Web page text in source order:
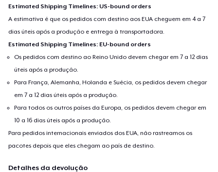
Estimated Shipping Timelines: US-bound orders
A estimativa é que os pedidos com destino aos EUA cheguem em 4 a 7
dias úteis após a produção e entrega à transportadora.
Estimated Shipping Timelines: EU-bound orders
Os pedidos com destino ao Reino Unido devem chegar em 7 a 12 dias
úteis após a produção.
Para França, Alemanha, Holanda e Suécia, os pedidos devem chegar
em 7 a 12 dias úteis após a produção.
Para todos os outros países da Europa, os pedidos devem chegar em
10 a 16 dias úteis após a produção.
Para pedidos internacionais enviados dos EUA, não rastreamos os
pacotes depois que eles chegam ao país de destino.
Detalhes da devolução